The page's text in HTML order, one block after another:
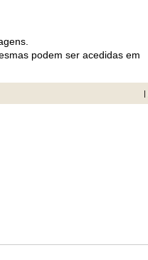
podem ser acedidas em
|